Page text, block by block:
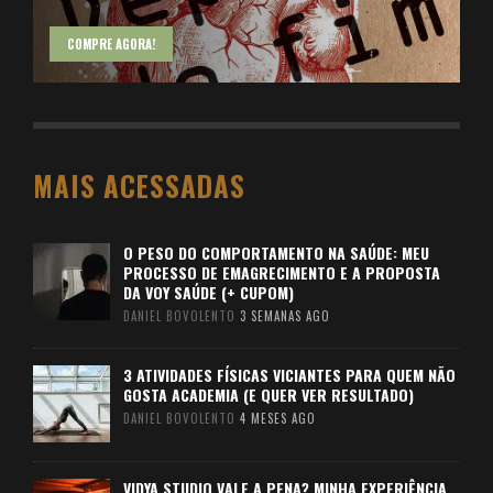
COMPRE AGORA!
MAIS ACESSADAS
O PESO DO COMPORTAMENTO NA SAÚDE: MEU
PROCESSO DE EMAGRECIMENTO E A PROPOSTA
DA VOY SAÚDE (+ CUPOM)
DANIEL BOVOLENTO 3 SEMANAS AGO
3 ATIVIDADES FÍSICAS VICIANTES PARA QUEM NÃO
GOSTA ACADEMIA (E QUER VER RESULTADO)
DANIEL BOVOLENTO 4 MESES AGO
VIDYA STUDIO VALE A PENA? MINHA EXPERIÊNCIA